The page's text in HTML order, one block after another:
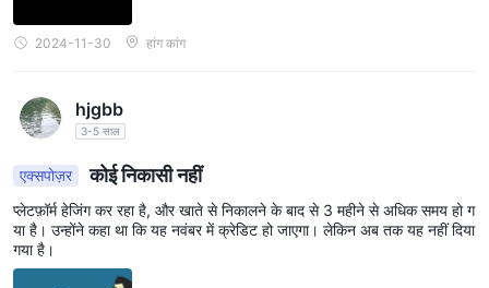
2024-11-30 हांग कांग
hjgbb
3-5 साल
एक्सपोज़र कोई निकासी नहीं
प्लेटफ़ॉर्म हेजिंग कर रहा है, और खाते से निकालने के बाद से 3 महीने से अधिक समय हो ग
या है। उन्होंने कहा था कि यह नवंबर में क्रेडिट हो जाएगा। लेकिन अब तक यह नहीं दिया
गया है।